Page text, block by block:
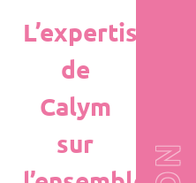
L’expertise
de
Calym
sur